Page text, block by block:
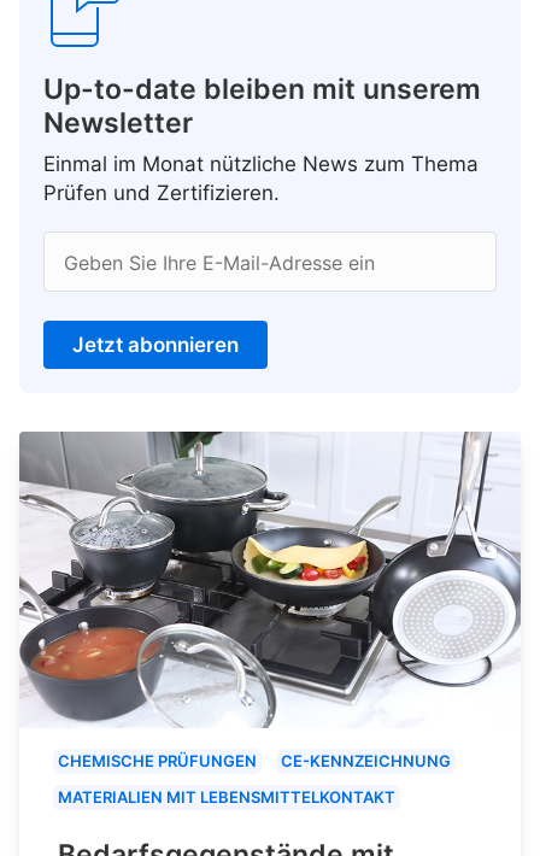
Up-to-date bleiben mit unserem
Newsletter
Einmal im Monat nützliche News zum Thema
Prüfen und Zertifizieren.
Geben Sie Ihre E-Mail-Adresse ein
Jetzt abonnieren
CHEMISCHE PRÜFUNGEN
CE-KENNZEICHNUNG
MATERIALIEN MIT LEBENSMITTELKONTAKT